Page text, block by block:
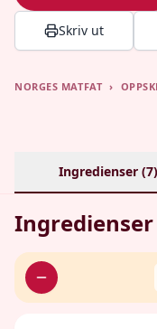
Skriv ut
NORGES MATFAT ›
Ingredienser (7)
Ingredienser